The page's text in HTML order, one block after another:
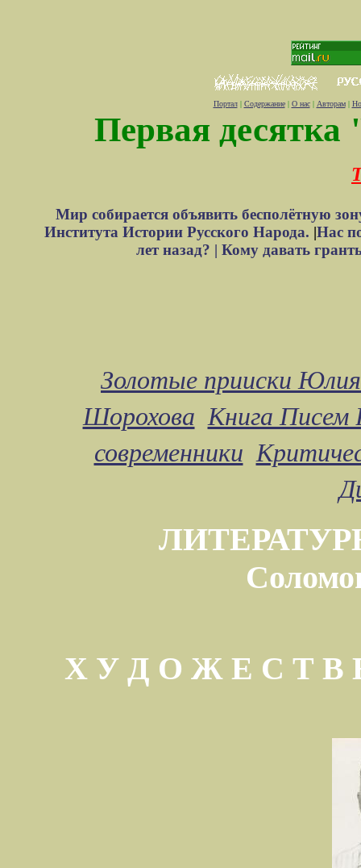
Портал| Содержание| О нас| Авторам|
Первая десятка
Мир собирается объявить бесполётную
Института Истории Русского Народа. |Нас
лет назад? | Кому давать
Золотые прииски
Шорохова Книга Писем
современники
Х У Д О Ж Е С Т